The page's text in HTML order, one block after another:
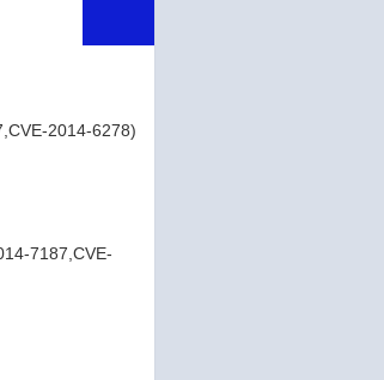
2014-6278)
7187,CVE-